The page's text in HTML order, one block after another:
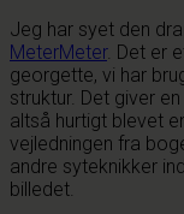
Jeg har syet den
MeterMeter. Det er
georgette, vi har
struktur. Det giver
altså hurtigt blevet
vejledningen fra
andre syteknikker
billedet.